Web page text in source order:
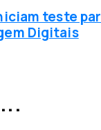
teste
Digitais